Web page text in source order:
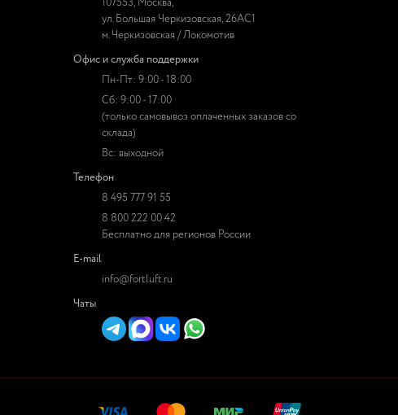
107553, Москва,
ул. Большая Черкизовская, 26АС1
м. Черкизовская / Локомотив
Офис и служба поддержки
Пн-Пт: 9:00 - 18:00
Сб: 9:00 - 17:00
(только самовывоз оплаченных заказов со
склада)
Вс: выходной
Телефон
8 495 777 91 55
8 800 222 00 42
Бесплатно для регионов России
E-mail
info@fortluft.ru
Чаты